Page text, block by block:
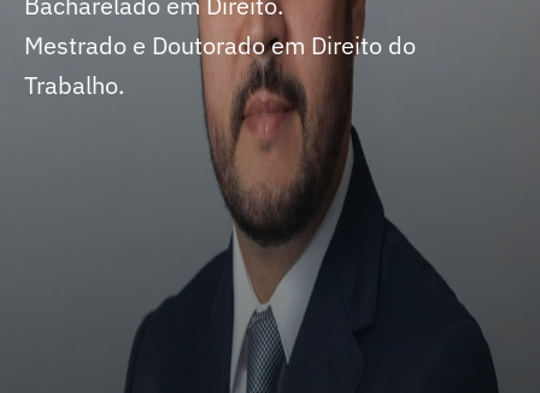
Mestrado e Doutorado em Direito do
Trabalho.
Sócio Diretor de Robortella e Peres